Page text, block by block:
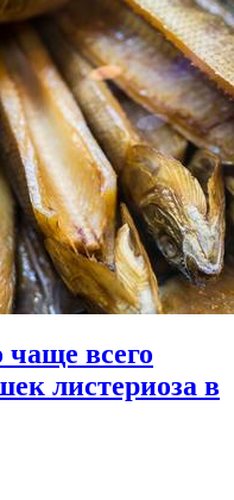
всего
листериоза в